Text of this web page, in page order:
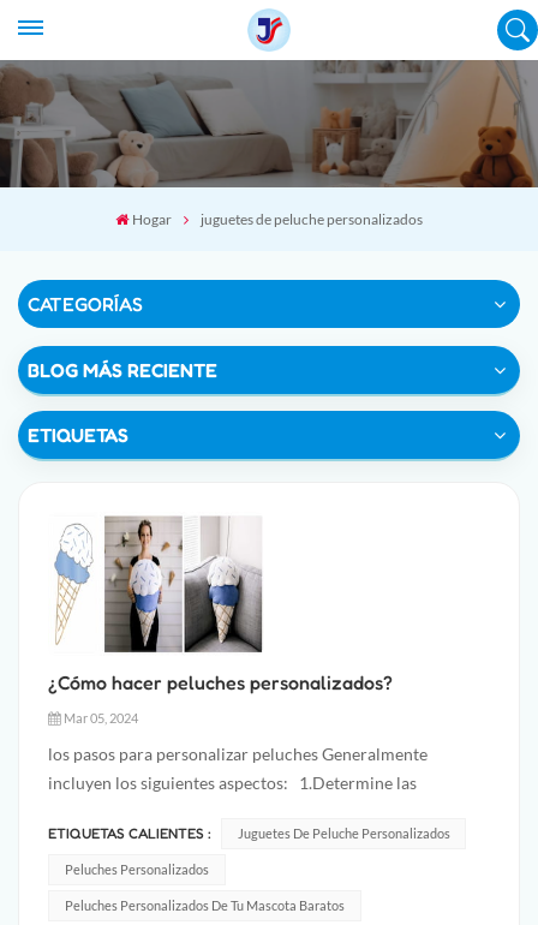
Hogar juguetes de peluche personalizados
CATEGORÍAS
BLOG MÁS RECIENTE
ETIQUETAS
¿Cómo hacer peluches personalizados?
Mar 05, 2024
los pasos para personalizar peluches Generalmente
incluyen los siguientes aspectos: 1.Determine las
juguetes de peluche. Considere factores como el tipo de
juguete (animales, personajes, objetos, etc.), tamaño, color,
material, etc., y...
ETIQUETAS CALIENTES : Juguetes De Peluche Personalizados
Peluches Personalizados
Peluches Personalizados De Tu Mascota Baratos